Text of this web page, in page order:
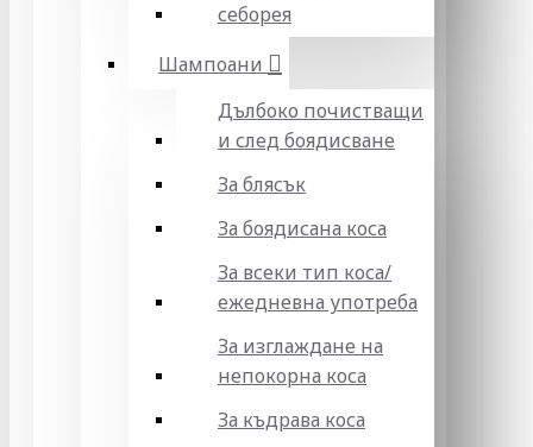
себорея
Шампоани
Дълбоко почистващи
и след боядисване
За блясък
За боядисана коса
За всеки тип коса/
ежедневна употреба
За изглаждане на
непокорна коса
За къдрава коса